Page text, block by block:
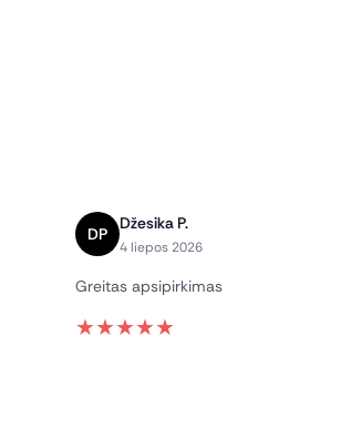
DP
Džesika P.
4 liepos 2026
Greitas apsipirkimas
★★★★★